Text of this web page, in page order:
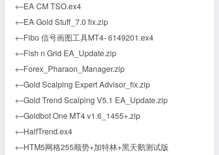
+–EA CM TSO.ex4
+–EA Gold Stuff_7.0 fix.zip
+–Fibo 信号画图工具MT4- 6149201.ex4
+–Fish n Grid EA_Update.zip
+–Forex_Pharaon_Manager.zip
+–Gold Scalping Expert Advisor_fix.zip
+–Gold Trend Scalping V5.1 EA_Update.zip
+–Goldbot One MT4 v1.6_1455+.zip
+–HalfTrend.ex4
+–HTM5网格255顺势+加特林+黑天鹅测试版